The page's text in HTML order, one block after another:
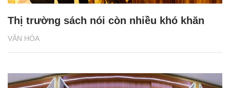
VĂN HÓA
Thị trường sách nói còn nhiều khó khăn